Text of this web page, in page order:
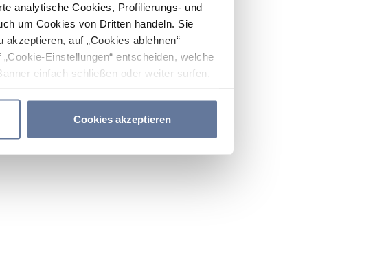
analytische Cookies, Profilierungs- und
um Cookies von Dritten handeln. Sie
auf „Cookies ablehnen“
Einstellungen“ entscheiden, welche
einfach schließen oder weiter surfen,
Cookies akzeptieren